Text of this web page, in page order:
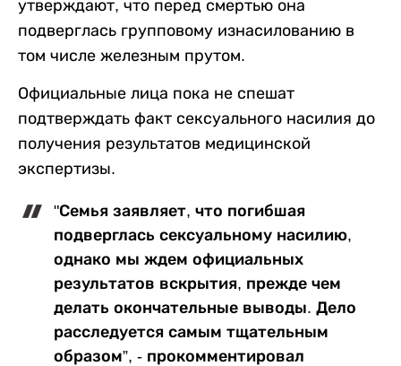
утверждают, что перед смертью она
подверглась групповому изнасилованию в
том числе железным прутом.
Официальные лица пока не спешат
подтверждать факт сексуального насилия до
получения результатов медицинской
экспертизы.
"Семья заявляет, что погибшая
подверглась сексуальному насилию,
однако мы ждем официальных
результатов вскрытия, прежде чем
делать окончательные выводы. Дело
расследуется самым тщательным
образом”, - прокомментировал